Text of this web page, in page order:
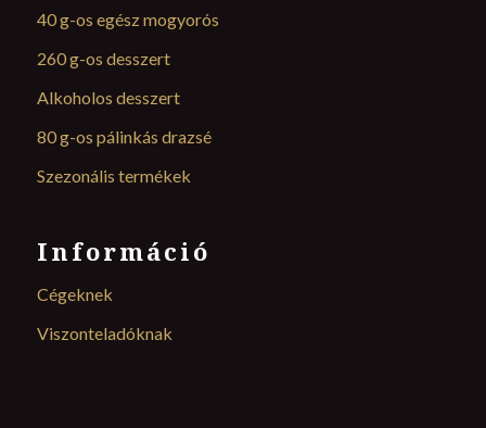
40 g-os egész mogyorós
260 g-os desszert
Alkoholos desszert
80 g-os pálinkás drazsé
Szezonális termékek
Információ
Cégeknek
Viszonteladóknak